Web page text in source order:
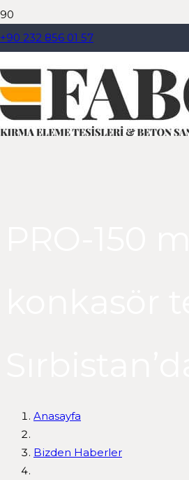
+90 232 856 01 57
Dil Seçiniz
Anasayfa
Bizden Haberler